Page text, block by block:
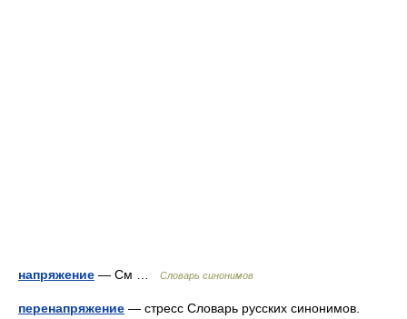
напряжение — См … Словарь синонимов
перенапряжение — стресс Словарь русских синонимов.